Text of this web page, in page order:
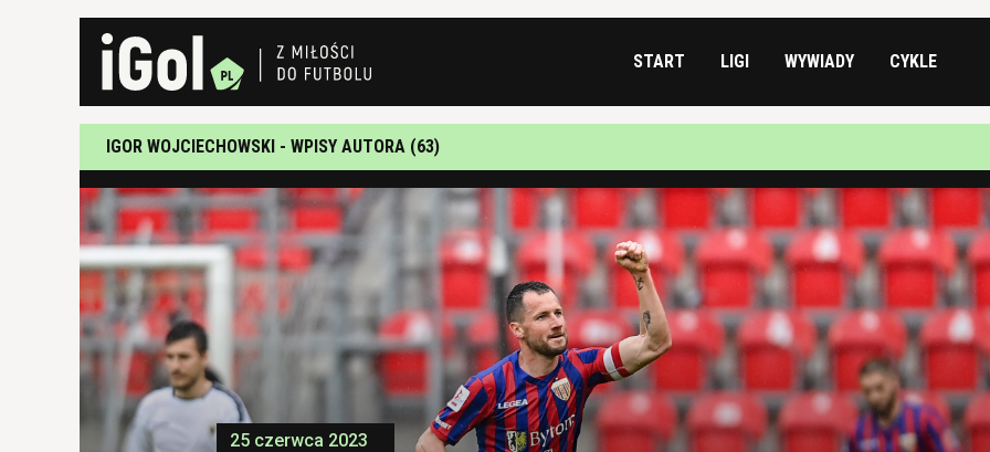
START LIGI WYWIADY CYKLE
IGOR WOJCIECHOWSKI - WPISY AUTORA (63)
25 czerwca 2023